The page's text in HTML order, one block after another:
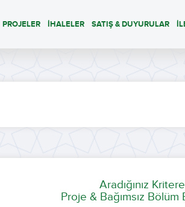
PROJELER İHALELER SATIŞ & DUYURULAR
Aradığınız
Proje & Bağımsız Bölüm